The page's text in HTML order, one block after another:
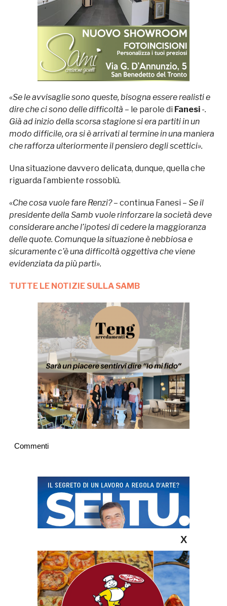
«Se le avvisaglie sono queste, bisogna essere realisti e
dire che ci sono delle difficoltà – le parole di Fanesi -.
Già ad inizio della scorsa stagione si era partiti in un
modo difficile, ora si è arrivati al termine in una maniera
che rafforza ulteriormente il pensiero degli scettici».
Una situazione davvero delicata, dunque, quella che
riguarda l’ambiente rossoblù.
«Che cosa vuole fare Renzi? – continua Fanesi – Se il
presidente della Samb vuole rinforzare la società deve
considerare anche l’ipotesi di cedere la maggioranza
delle quote. Comunque la situazione è nebbiosa e
sicuramente c’è una difficoltà oggettiva che viene
evidenziata da più parti».
TUTTE LE NOTIZIE SULLA SAMB
Commenti
X